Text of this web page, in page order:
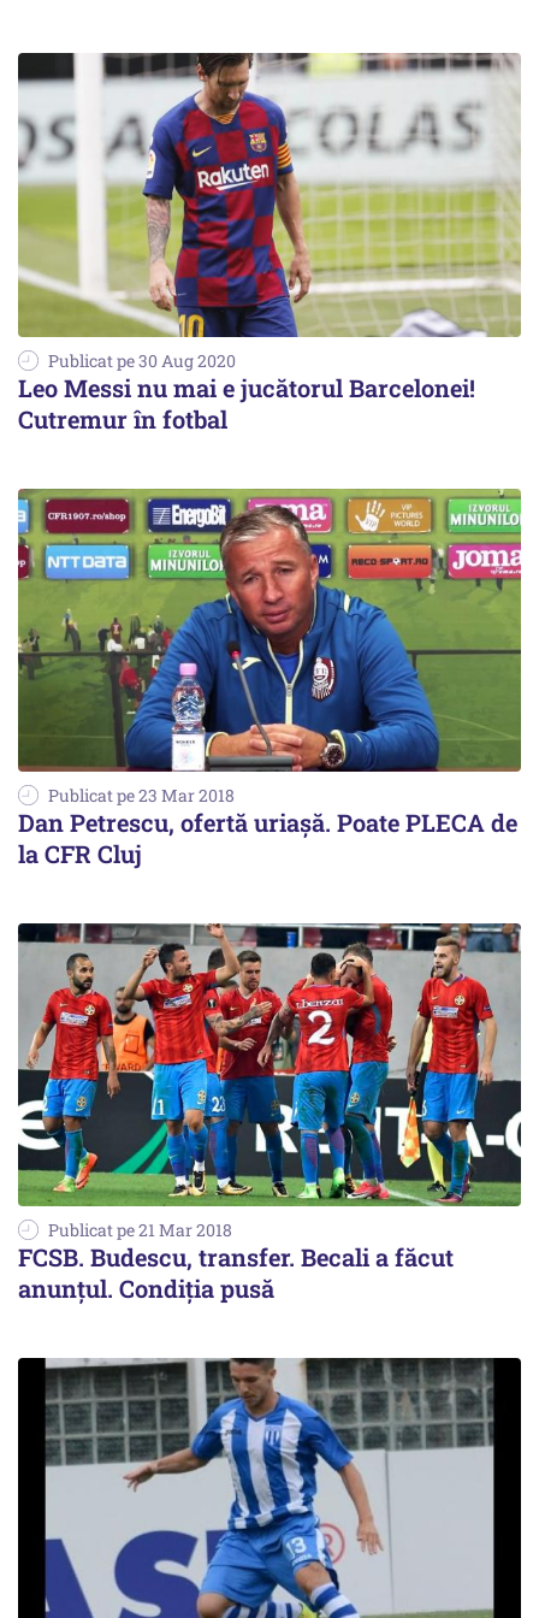
Publicat pe 30 Aug 2020
Leo Messi nu mai e jucătorul Barcelonei!
Cutremur în fotbal
Publicat pe 23 Mar 2018
Dan Petrescu, ofertă uriașă. Poate PLECA de
la CFR Cluj
Publicat pe 21 Mar 2018
FCSB. Budescu, transfer. Becali a făcut
anunțul. Condiția pusă